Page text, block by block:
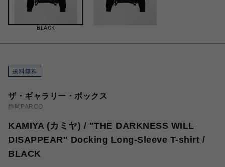
BLACK
ザ・ギャラリー・ボックス
静岡PARCO
KAMIYA (カミヤ) / "THE DARKNESS WILL
DISAPPEAR" Docking Long-Sleeve T-shirt /
BLACK